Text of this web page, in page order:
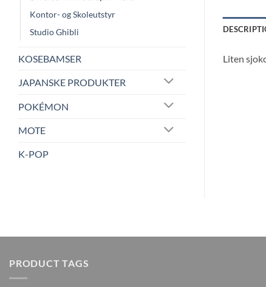
Kontor- og Skoleutstyr
Studio Ghibli
KOSEBAMSER
JAPANSKE PRODUKTER
POKÉMON
MOTE
K-POP
Liten
PRODUCT TAGS